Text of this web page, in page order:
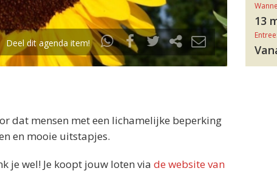
Deel dit agenda item!
13
Entree:
dat mensen met een lichamelijke beperking
en mooie uitstapjes.
je wel! Je koopt jouw loten via de website van